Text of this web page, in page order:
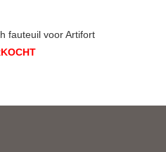
fauteuil voor Artifort